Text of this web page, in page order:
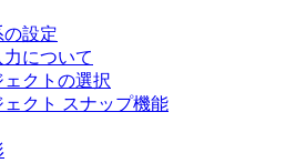
の設定
力について
ェクトの選択
ェクト スナップ機能